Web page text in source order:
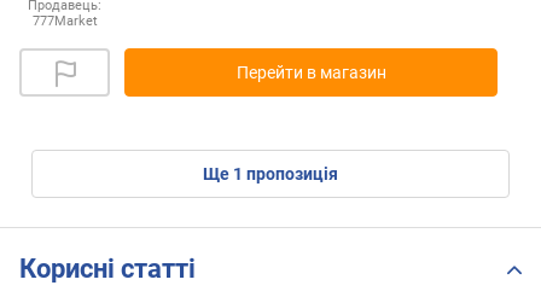
Продавець:
777Market
Перейти в магазин
ще 1 пропозиція
Корисні статті